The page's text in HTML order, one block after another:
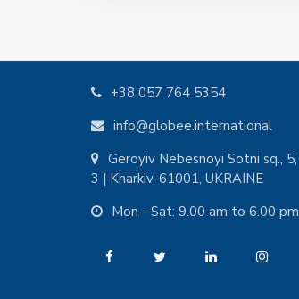
+38 057 764 5354
info@globee.international
Geroyiv Nebesnoyi Sotni sq., 5,
3 | Kharkiv, 61001, UKRAINE
Mon - Sat: 9.00 am to 6.00 pm